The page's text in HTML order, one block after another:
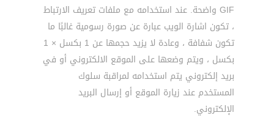
GIF واضحة. عند استخدامه مع ملفات تعريف الارتباط
، تكون اشارة الويب عبارة عن صورة رسومية غالبًا ما
تكون شفافة ، وعادة لا يزيد حجمها عن 1 بكسل × 1
بكسل ، ويتم وضعها على الموقع الالكتروني أو في
بريد إلكتروني يتم استخدامه لمراقبة سلوك
المستخدم عند زيارة الموقع أو إرسال البريد
الإلكتروني.